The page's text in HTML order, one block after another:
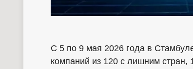
С 5 по 9 мая 2026 года в
компаний из 120 с лишним